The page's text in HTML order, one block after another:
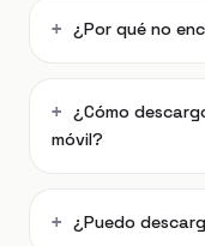
¿Por qué no
¿Cómo
móvil?
¿Puedo